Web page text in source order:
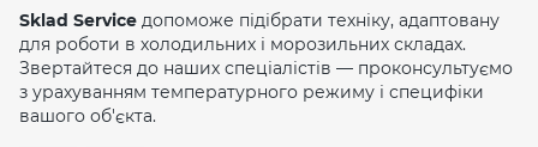
Sklad Service допоможе підібрати техніку, адаптовану
для роботи в холодильних і морозильних складах.
Звертайтеся до наших спеціалістів — проконсультуємо
з урахуванням температурного режиму і специфіки
вашого об'єкта.